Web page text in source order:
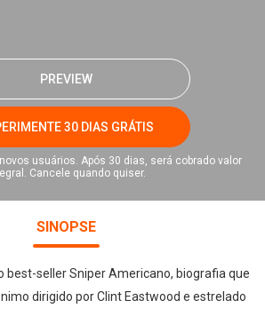
PREVIEW
30 DIAS GRÁTIS
usuários. Após 30 dias, será cobrado valor
Cancele quando quiser.
SINOPSE
best-seller Sniper Americano, biografia que
dirigido por Clint Eastwood e estrelado